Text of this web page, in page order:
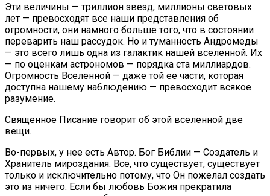
Эти величины — триллион звезд, миллионы световых
лет — превосходят все наши представления об
огромности, они намного больше того, что в состоянии
переварить наш рассудок. Но и туманность Андромеды
— это всего лишь одна из галактик нашей вселенной. Их
— по оценкам астрономов — порядка ста миллиардов.
Огромность Вселенной — даже той ее части, которая
доступна нашему наблюдению — превосходит всякое
разумение.
Священное Писание говорит об этой вселенной две
вещи.
Во-первых, у нее есть Автор. Бог Библии — Создатель и
Хранитель мироздания. Все, что существует, существует
только и исключительно потому, что Он пожелал создать
это из ничего. Если бы любовь Божия прекратила